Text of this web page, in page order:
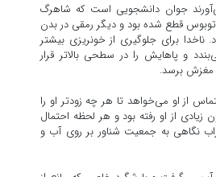
جوان دانشجویی است که شاهرگ
قطع شده بود و دیگر رمقی در بدن
برای جلوگیری از خونریزی بیشتر
و پاهایش را در سطحی بالاتر قرار
مغزش برسد.
از او می‌خواهد تا هر چه زودتر او را
از او رفته بود و هر لحظه احتمال
نگاهی به جمعیت شناور بر روی آب و